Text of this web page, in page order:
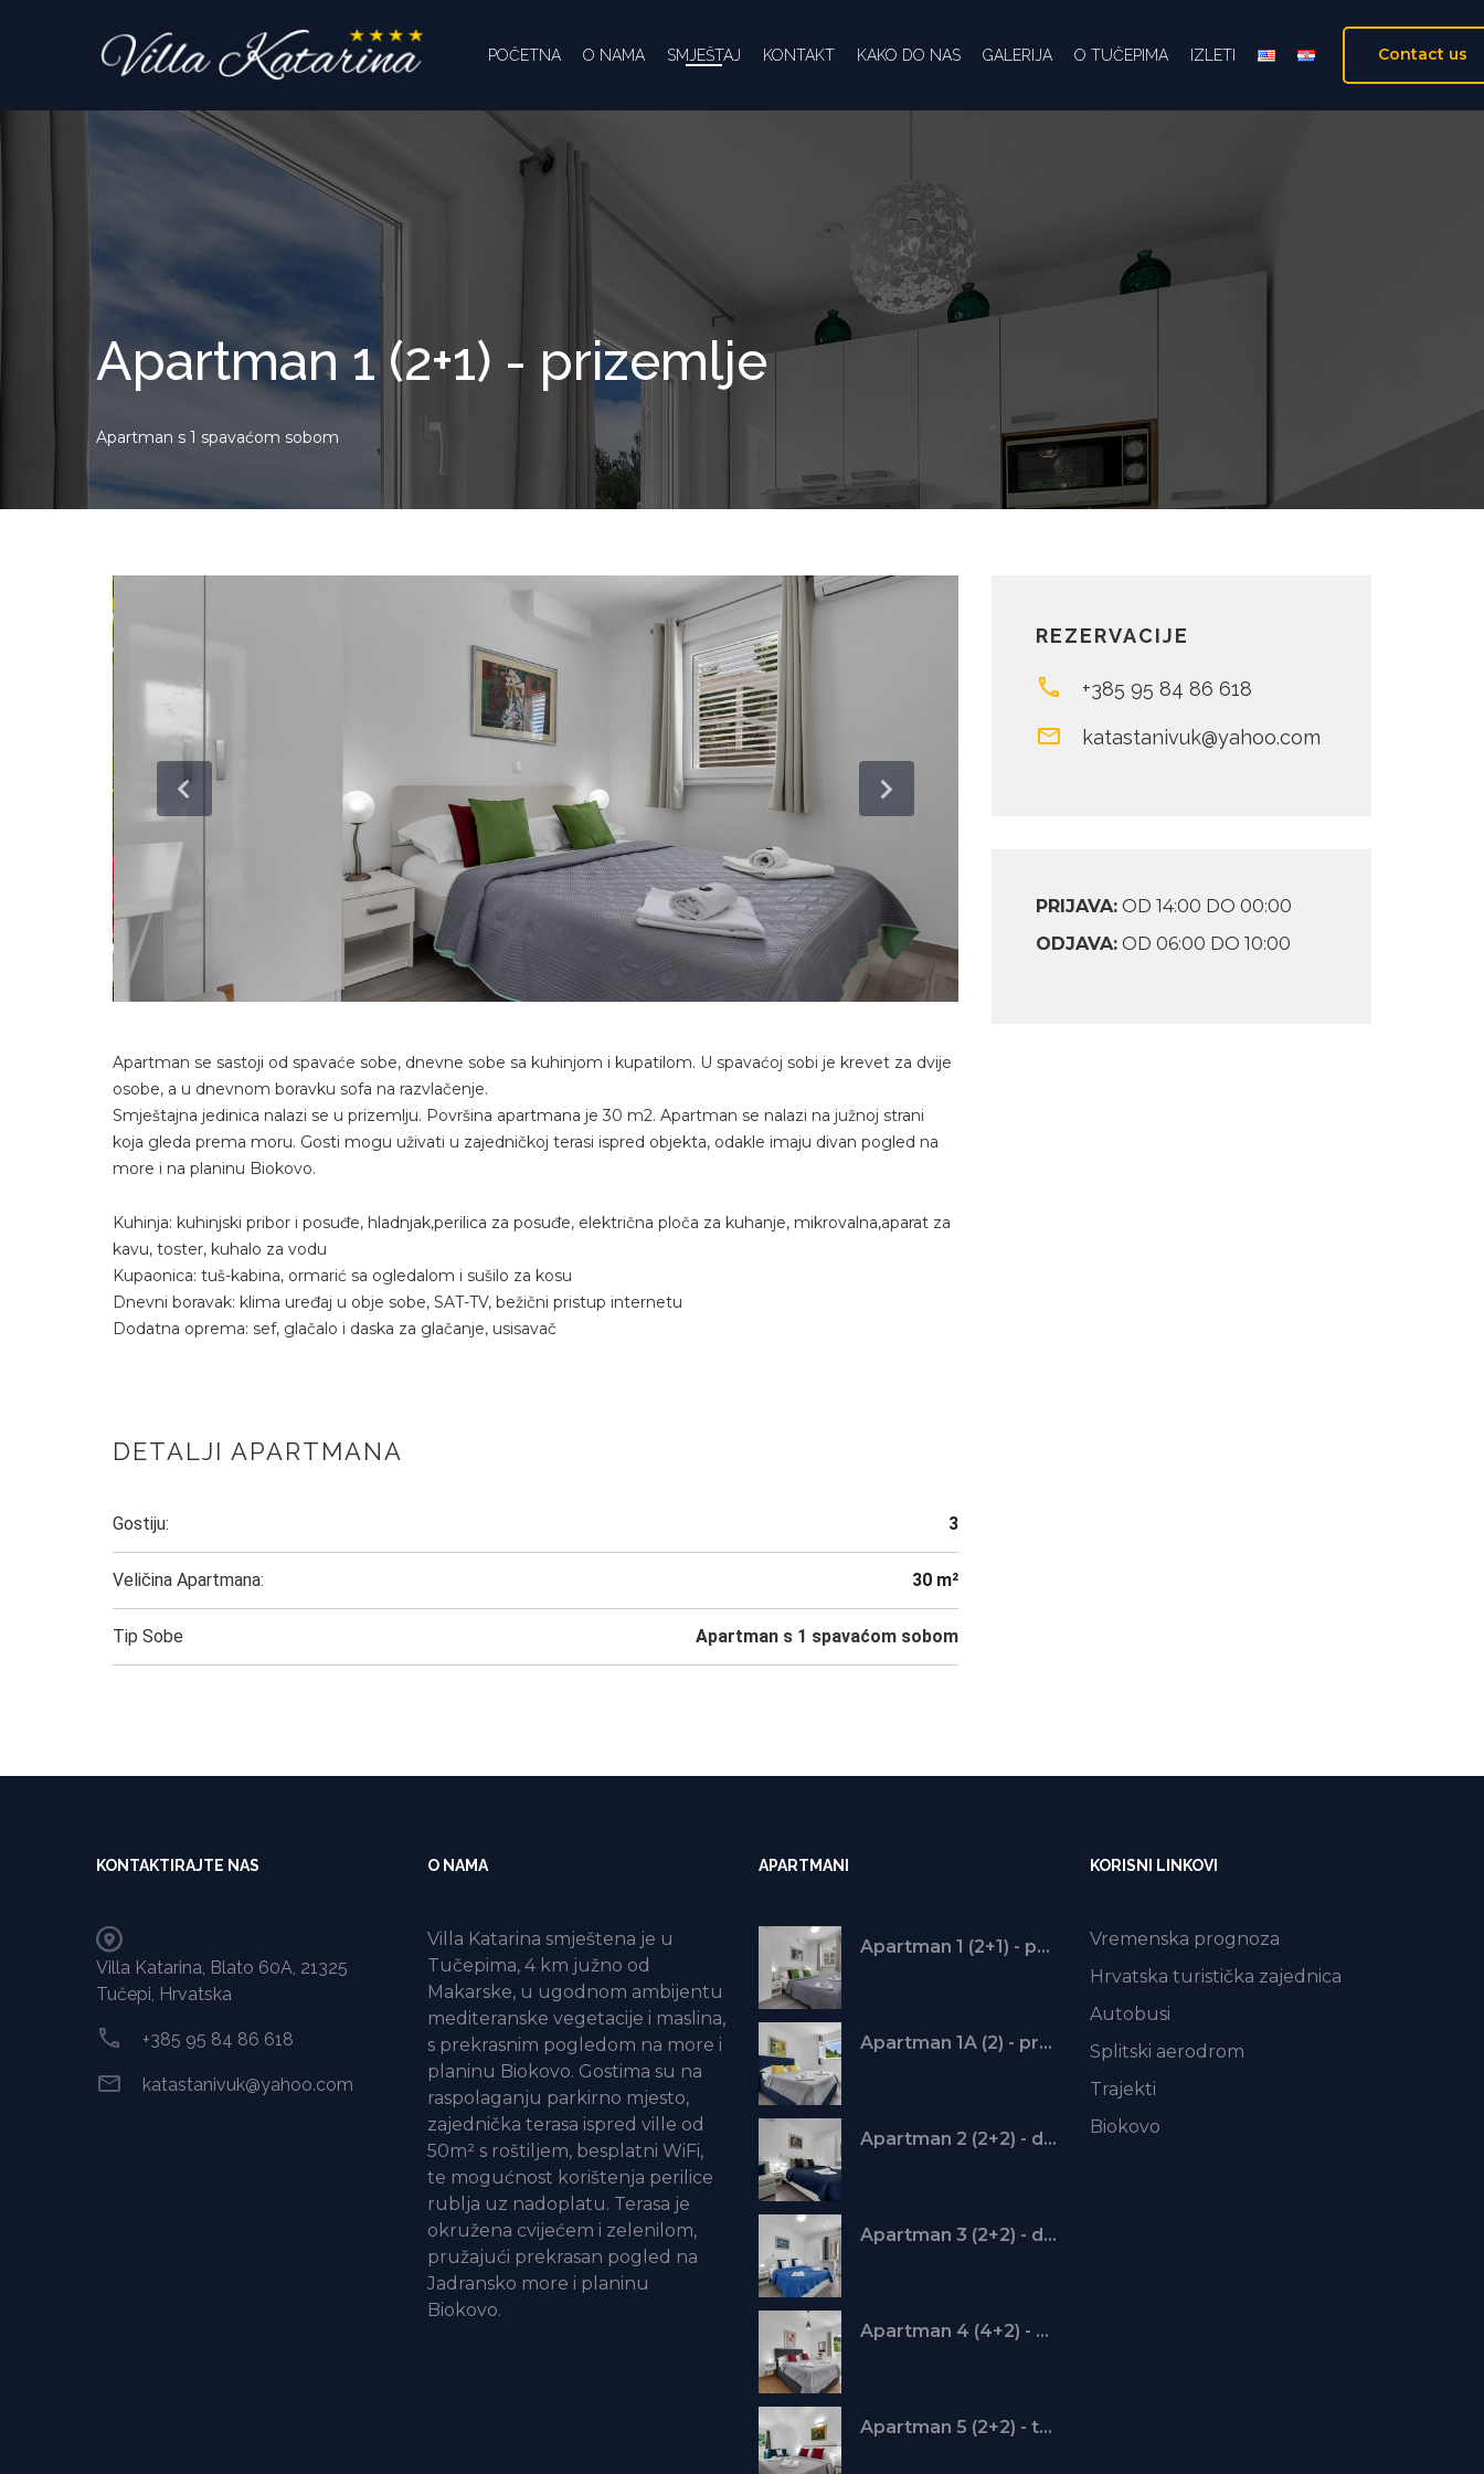
POČETNA O NAMA SMJEŠTAJ KONTAKT KAKO DO NAS GALERIJA O TUČEPIMA IZLETI Contact us
Apartman 1 (2+1) - prizemlje
Apartman s 1 spavaćom sobom
Apartman se sastoji od spavaće sobe, dnevne sobe sa kuhinjom i kupatilom. U spavaćoj sobi je krevet za dvije
osobe, a u dnevnom boravku sofa na razvlačenje.
Smještajna jedinica nalazi se u prizemlju. Površina apartmana je 30 m2. Apartman se nalazi na južnoj strani
koja gleda prema moru. Gosti mogu uživati u zajedničkoj terasi ispred objekta, odakle imaju divan pogled na
more i na planinu Biokovo.
Kuhinja: kuhinjski pribor i posuđe, hladnjak,perilica za posuđe, električna ploča za kuhanje, mikrovalna,aparat za
kavu, toster, kuhalo za vodu
Kupaonica: tuš-kabina, ormarić sa ogledalom i sušilo za kosu
Dnevni boravak: klima uređaj u obje sobe, SAT-TV, bežični pristup internetu
Dodatna oprema: sef, glačalo i daska za glačanje, usisavač
DETALJI APARTMANA
Gostiju: 3
Veličina Apartmana: 30 m²
Tip Sobe Apartman s 1 spavaćom sobom
REZERVACIJE
+385 95 84 86 618
katastanivuk@yahoo.com
PRIJAVA:OD 14:00 DO 00:00
ODJAVA:OD 06:00 DO 10:00
KONTAKTIRAJTE NAS
Villa Katarina, Blato 60A, 21325
Tučepi, Hrvatska
+385 95 84 86 618
katastanivuk@yahoo.com
O NAMA
Villa Katarina smještena je u
Tučepima, 4 km južno od
Makarske, u ugodnom ambijentu
mediteranske vegetacije i maslina,
s prekrasnim pogledom na more i
planinu Biokovo. Gostima su na
raspolaganju parkirno mjesto,
zajednička terasa ispred ville od
50m² s roštiljem, besplatni WiFi,
te mogućnost korištenja perilice
rublja uz nadoplatu. Terasa je
okružena cvijećem i zelenilom,
pružajući prekrasan pogled na
Jadransko more i planinu
Biokovo.
APARTMANI
Apartman 1 (2+1) - prizemlje
Apartman 1A (2) - prvi kat
Apartman 2 (2+2) - drugi kat
Apartman 3 (2+2) - drugi kat
Apartman 4 (4+2) - drugi kat
Apartman 5 (2+2) - treći kat
KORISNI LINKOVI
Vremenska prognoza
Hrvatska turistička zajednica
Autobusi
Splitski aerodrom
Trajekti
Biokovo